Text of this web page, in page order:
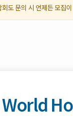
도 문의 시 언제든 모집